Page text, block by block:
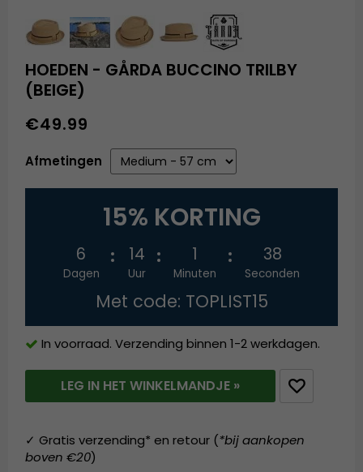
HOEDEN - GÅRDA BUCCINO TRILBY
(BEIGE)
€49.99
Afmetingen
15% KORTING
6
Dagen
14
Uur
1
Minuten
38
Seconden
Met code: TOPLIST15
In voorraad. Verzending binnen 1-2 werkdagen.
LEG IN HET WINKELMANDJE »
✓ Gratis verzending* en retour (*bij aankopen
boven €20)